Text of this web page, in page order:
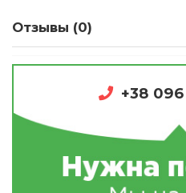
Отзывы (0)
+38